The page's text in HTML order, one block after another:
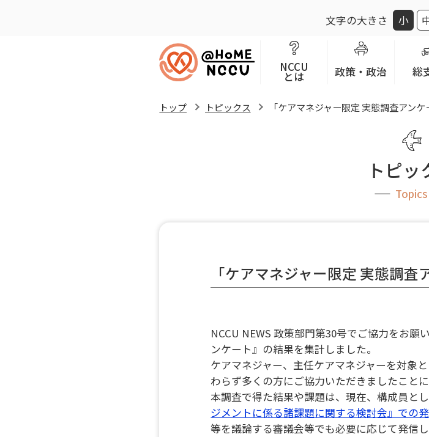
文字の大きさ 小
NCCU
とは 政策・政治 総
トップ トピックス 「ケアマネジャー限定 実態調査アン
トピッ
Topics
「ケアマネジャー限定 実態調
NCCU NEWS 政策部門第30号でご協力をお願
ンケート』の結果を集計しました。
ケアマネジャー、主任ケアマネジャーを対象
わらず多くの方にご協力いただきましたことに
本調査で得た結果や課題は、現在、構成員と
ジメントに係る諸課題に関する検討会』での
等を議論する審議会等でも必要に応じて発信し